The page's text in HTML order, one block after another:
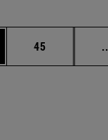
desplazarse.
Página
45